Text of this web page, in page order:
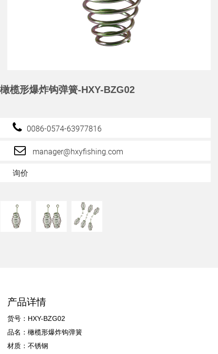
橄榄形爆炸钩弹簧-HXY-BZG02
0086-0574-63977816
manager@hxyfishing.com
询价
产品详情
货号：HXY-BZG02
品名：橄榄形爆炸钩弹簧
材质：不锈钢